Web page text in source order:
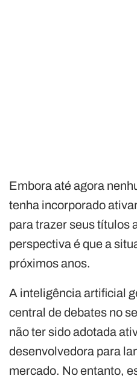
Embora até agora
tenha incorporado
para trazer seus títulos
perspectiva é que a
próximos anos.
A inteligência artificial
central de debates no
não ter sido adotada
desenvolvedora para
mercado. No entanto,